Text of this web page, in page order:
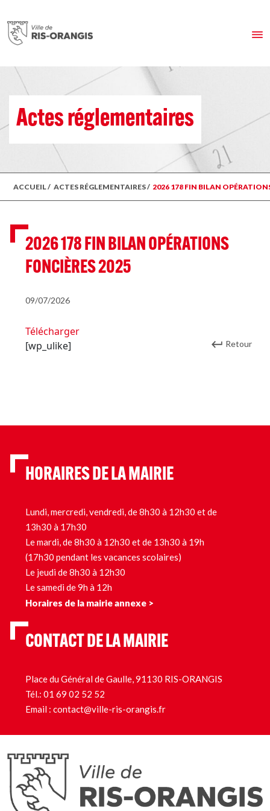
Actes réglementaires
ACCUEIL/ ACTES RÉGLEMENTAIRES/ 2026 178 FIN BILAN
2026 178 FIN BILAN OPÉRATIONS
FONCIÈRES 2025
09/07/2026
Télécharger
[wp_ulike]
Retour
HORAIRES DE LA MAIRIE
Lundi, mercredi, vendredi, de 8h30 à 12h30 et de
13h30 à 17h30
Le mardi, de 8h30 à 12h30 et de 13h30 à 19h
(17h30 pendant les vacances scolaires)
Le jeudi de 8h30 à 12h30
Le samedi de 9h à 12h
Horaires de la mairie annexe >
CONTACT DE LA MAIRIE
Place du Général de Gaulle, 91130 RIS-ORANGIS
Tél.: 01 69 02 52 52
Email : contact@ville-ris-orangis.fr